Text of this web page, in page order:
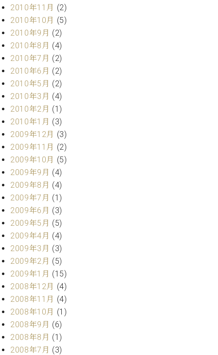
律
師
介
調
律
料
金
お
問
い
合
わ
せ
尾山調律師のブ
ログ Die
Musikgasse（音
楽の小道）
2010年11月 (2)
2010年10月 (5)
2010年9月 (2)
2010年8月 (4)
2010年7月 (2)
2010年6月 (2)
2010年5月 (2)
2010年3月 (4)
2010年2月 (1)
2010年1月 (3)
2009年12月 (3)
2009年11月 (2)
2009年10月 (5)
2009年9月 (4)
2009年8月 (4)
2009年7月 (1)
2009年6月 (3)
2009年5月 (5)
2009年4月 (4)
2009年3月 (3)
2009年2月 (5)
2009年1月 (15)
2008年12月 (4)
2008年11月 (4)
2008年10月 (1)
2008年9月 (6)
2008年8月 (1)
2008年7月 (3)